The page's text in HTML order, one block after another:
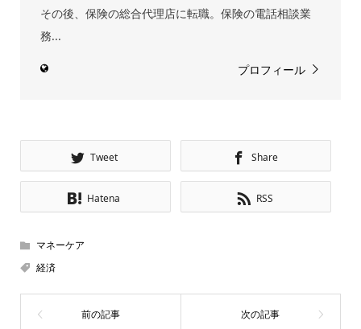
その後、保険の総合代理店に転職。保険の電話相談業
務...
プロフィール
Tweet Share
Hatena RSS
マネーケア
経済